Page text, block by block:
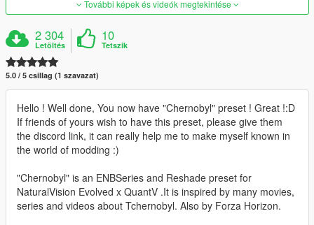
További képek és videók megtekintése
2 304
Letöltés
10
Tetszik
5.0 / 5 csillag (1 szavazat)
Hello ! Well done, You now have "Chernobyl" preset ! Great !:D
If friends of yours wish to have this preset, please give them
the discord link, it can really help me to make myself known in
the world of modding :)
"Chernobyl" is an ENBSeries and Reshade preset for
NaturalVision Evolved x QuantV .It is inspired by many movies,
series and videos about Tchernobyl. Also by Forza Horizon.